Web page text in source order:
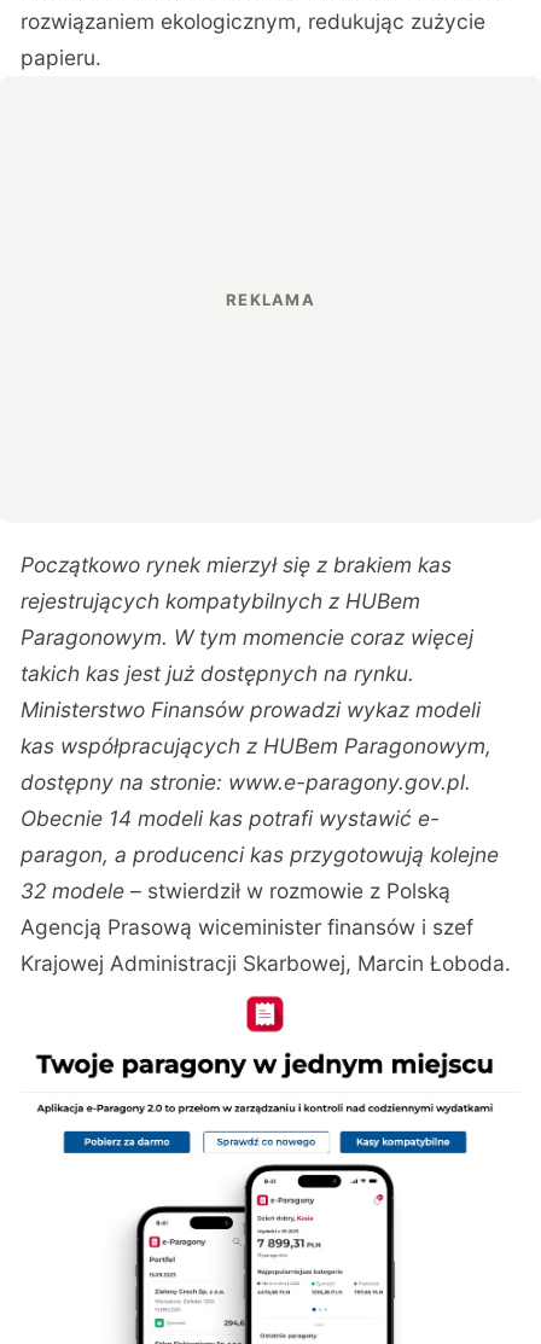
rozwiązaniem ekologicznym, redukując zużycie
papieru.
Początkowo rynek mierzył się z brakiem kas
rejestrujących kompatybilnych z HUBem
Paragonowym. W tym momencie coraz więcej
takich kas jest już dostępnych na rynku.
Ministerstwo Finansów prowadzi wykaz modeli
kas współpracujących z HUBem Paragonowym,
dostępny na stronie: www.e-paragony.gov.pl.
Obecnie 14 modeli kas potrafi wystawić e-
paragon, a producenci kas przygotowują kolejne
32 modele– stwierdził w rozmowie z Polską
Agencją Prasową wiceminister finansów i szef
Krajowej Administracji Skarbowej, Marcin Łoboda.